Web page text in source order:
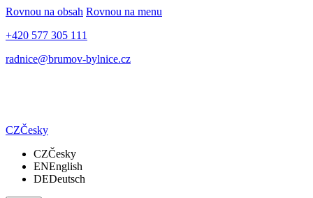
Rovnou na obsah Rovnou na menu
+420 577 305 111
radnice@brumov-bylnice.cz
CZČesky
CZČesky
ENEnglish
DEDeutsch